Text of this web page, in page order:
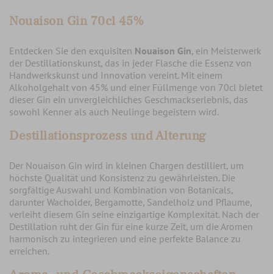
Nouaison Gin 70cl 45%
Entdecken Sie den exquisiten Nouaison Gin, ein Meisterwerk
der Destillationskunst, das in jeder Flasche die Essenz von
Handwerkskunst und Innovation vereint. Mit einem
Alkoholgehalt von 45% und einer Füllmenge von 70cl bietet
dieser Gin ein unvergleichliches Geschmackserlebnis, das
sowohl Kenner als auch Neulinge begeistern wird.
Destillationsprozess und Alterung
Der Nouaison Gin wird in kleinen Chargen destilliert, um
höchste Qualität und Konsistenz zu gewährleisten. Die
sorgfältige Auswahl und Kombination von Botanicals,
darunter Wacholder, Bergamotte, Sandelholz und Pflaume,
verleiht diesem Gin seine einzigartige Komplexität. Nach der
Destillation ruht der Gin für eine kurze Zeit, um die Aromen
harmonisch zu integrieren und eine perfekte Balance zu
erreichen.